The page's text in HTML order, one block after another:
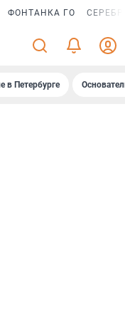
ФОНТАНКА ГО
в Петербурге